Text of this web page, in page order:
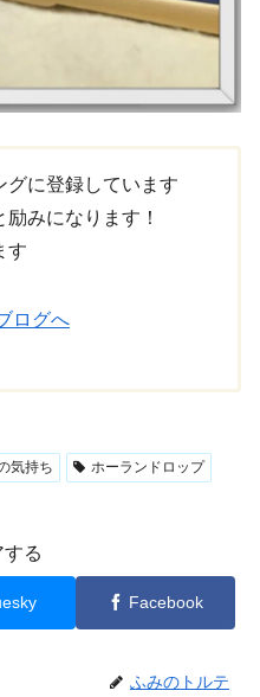
グに登録しています
みになります！
す
気持ち
ホーランドロップ
する
Facebook
ふみのトルテ